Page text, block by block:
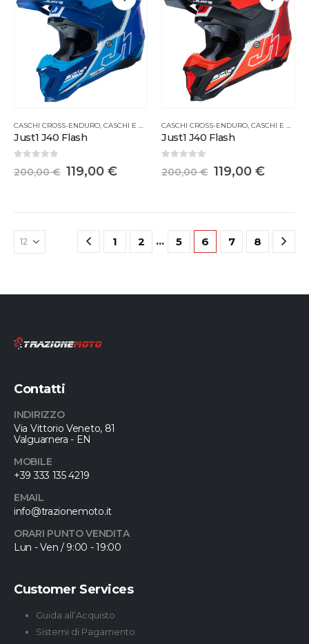
CASCHI CROSS-ENDURO CASCHI E MASCHERINE
Just1 J40 Flash
200,00€ 119,00€
CASCHI CROSS-ENDURO CASCHI E MASCHERINE
Just1 J40 Flash
200,00€ 119,00€
1 2 … 5 6 7 8
Contatti
INDIRIZZO
Via Vittorio Veneto, 81
Valguarnera - EN
MOBILE
+39 333 135 4219
EMAIL
info@trazionemoto.it
ORARI PUNTO VENDITA
Lun - Ven / 9:00 - 19:00
Customer Services
Guida all’Acquisto
Sistemi di Pagamento